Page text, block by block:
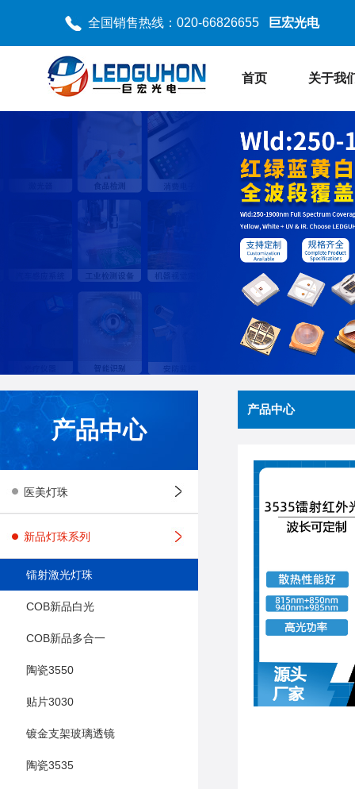
全国销售热线：020-66826655 巨宏光电
首页 关于我
产品中心
医美灯珠
新品灯珠系列
镭射激光灯珠
COB新品白光
COB新品多合一
陶瓷3550
贴片3030
镀金支架玻璃透镜
陶瓷3535
产品中心